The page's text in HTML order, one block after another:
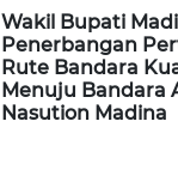
Wakil Bupati
Penerbangan
Rute Bandara
Menuju Bandara
Nasution Madina